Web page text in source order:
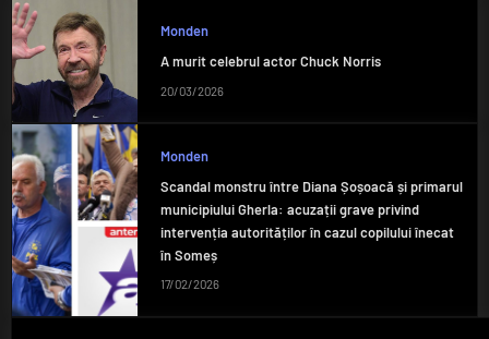
Monden
A murit celebrul actor Chuck Norris
20/03/2026
Monden
Scandal monstru între Diana Șoșoacă și primarul
municipiului Gherla: acuzații grave privind
intervenția autorităților în cazul copilului înecat
în Someș
17/02/2026